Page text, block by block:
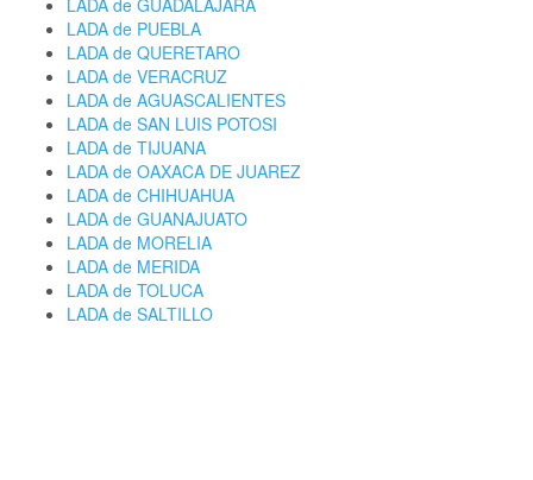
LADA de GUADALAJARA
LADA de PUEBLA
LADA de QUERETARO
LADA de VERACRUZ
LADA de AGUASCALIENTES
LADA de SAN LUIS POTOSI
LADA de TIJUANA
LADA de OAXACA DE JUAREZ
LADA de CHIHUAHUA
LADA de GUANAJUATO
LADA de MORELIA
LADA de MERIDA
LADA de TOLUCA
LADA de SALTILLO